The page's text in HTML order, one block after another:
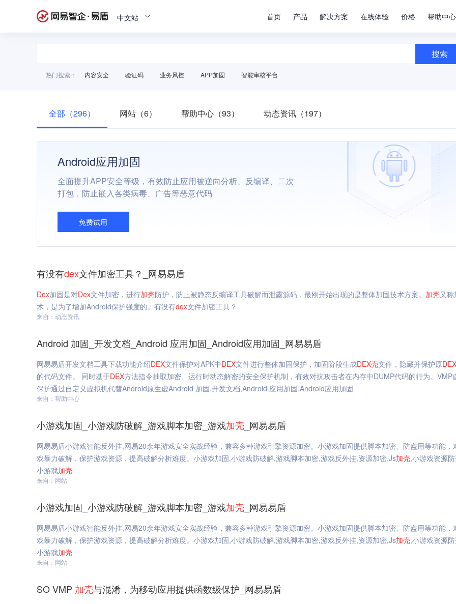
中文站 首页 产品 解决方案 在线体验 价格 帮助中心
搜索
热门搜索： 内容安全 验证码 业务风控 APP加固 智能审核平台
全部（296） 网站（6） 帮助中心（93） 动态资讯（197）
Android应用加固
全面提升APP安全等级，有效防止应用被逆向分析、反编译、二次
打包，防止嵌入各类病毒、广告等恶意代码
免费试用
有没有dex文件加密工具？_网易易盾
Dex加固是对Dex文件加密，进行加壳防护，防止被静态反编译工具破解而泄露源码，最刚开始出现的是整体加固技术方案。 加壳又
术，是为了增加Android保护强度的。有没有dex文件加密工具？
来自：动态资讯
Android 加固_开发文档_Android 应用加固_Android应用加固_网易易盾
网易易盾开发文档工具下载功能介绍DEX文件保护对APK中DEX文件进行整体加固保护，加固阶段生成DEX壳文件，隐藏并保护原DEX
的代码文件。 同时基于DEX方法指令抽取加密、运行时动态解密的安全保护机制，有效对抗攻击者在内存中DUMP代码的行为。VMP
保护通过自定义虚拟机代替Android原生虚Android 加固,开发文档,Android 应用加固,Android应用加固
来自：帮助中心
小游戏加固_小游戏防破解_游戏脚本加密_游戏加壳 _网易易盾
网易易盾小游戏智能反外挂,网易20余年游戏安全实战经验，兼容多种游戏引擎资源加密。小游戏加固提供脚本加密、防盗用等功能，
戏暴力破解，保护游戏资源，提高破解分析难度。小游戏加固,小游戏防破解,游戏脚本加密,游戏反外挂,资源加密,Js加壳,小游戏资源
小游戏加壳
来自：网站
小游戏加固_小游戏防破解_游戏脚本加密_游戏加壳 _网易易盾
网易易盾小游戏智能反外挂,网易20余年游戏安全实战经验，兼容多种游戏引擎资源加密。小游戏加固提供脚本加密、防盗用等功能，
戏暴力破解，保护游戏资源，提高破解分析难度。小游戏加固,小游戏防破解,游戏脚本加密,游戏反外挂,资源加密,Js加壳,小游戏资源
小游戏加壳
来自：网站
SO VMP 加壳与混淆，为移动应用提供函数级保护_网易易盾